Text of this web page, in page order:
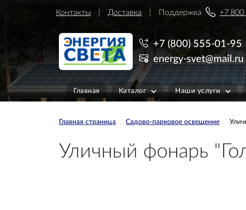
Контакты Доставка Поддержка +7
+7 (800) 555-01-95
energy-svet@mail.ru
Главная Каталог Наши услуги
Главная страница Садово-парковое освещение
Уличный фонарь